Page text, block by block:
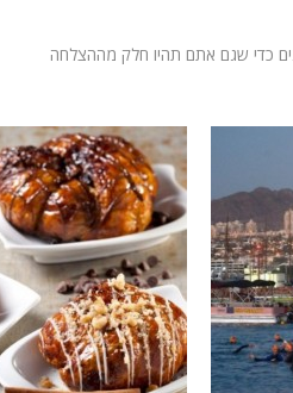
כדי שגם אתם תהיו חלק מההצלחה